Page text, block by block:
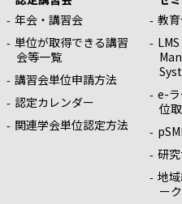
年会・講習会
単位が取得できる講習
会等一覧
講習会単位申請方法
認定カレンダー
関連学会単位認定方法
教
e-
位
研
地
ー